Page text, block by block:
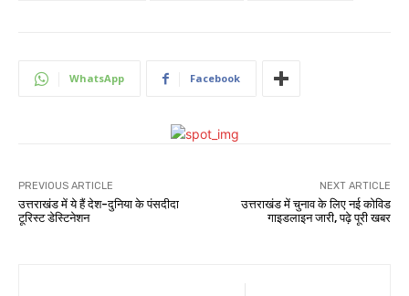
WhatsApp Facebook
PREVIOUS ARTICLE
उत्तराखंड में ये हैं देश-दुनिया के पंसदीदा
टूरिस्ट डेस्टिनेशन
NEXT ARTICLE
उत्तराखंड में चुनाव के लिए नई कोविड
गाइडलाइन जारी, पढ़े पूरी खबर